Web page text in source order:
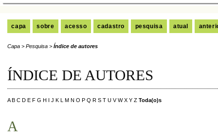
capa sobre acesso cadastro pesquisa atual
Capa > Pesquisa > Índice de autores
ÍNDICE DE AUTORES
A B C D E F G H J K M N O P Q R S T U V W X Y Z Toda(o)s
A